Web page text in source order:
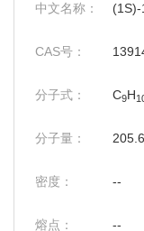
中文名称：
CAS号：
分子式： C9H
分子量：
密度： --
熔点： --